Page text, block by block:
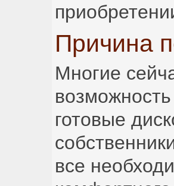
Причина
Многие
готовые
все